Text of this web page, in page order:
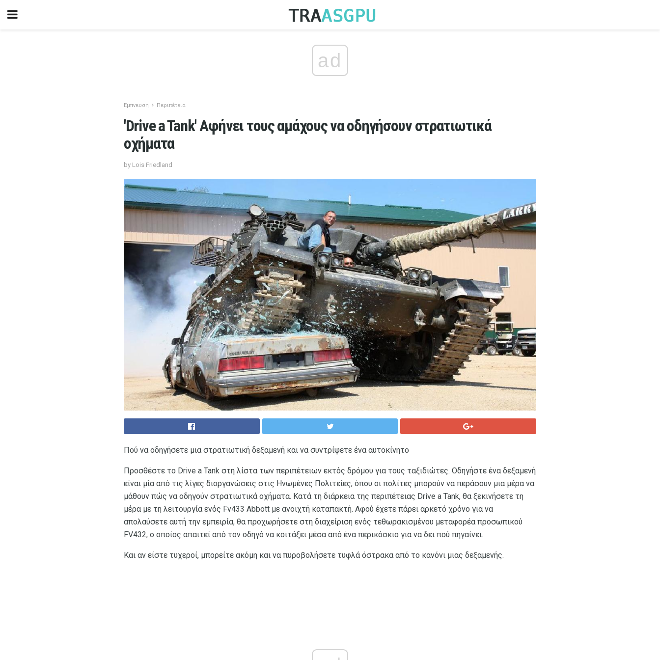
ad
Εμπνευση Περιπέτεια
'Drive a Tank' Αφήνει τους αμάχους να οδηγήσουν στρατιωτικά
οχήματα
by Lois Friedland
Πού να οδηγήσετε μια στρατιωτική δεξαμενή και να συντρίψετε ένα αυτοκίνητο
Προσθέστε το Drive a Tank στη λίστα των περιπέτειων εκτός δρόμου για τους ταξιδιώτες. Οδηγήστε ένα δεξαμενή
είναι μία από τις λίγες διοργανώσεις στις Ηνωμένες Πολιτείες, όπου οι πολίτες μπορούν να περάσουν μια μέρα να
μάθουν πώς να οδηγούν στρατιωτικά οχήματα. Κατά τη διάρκεια της περιπέτειας Drive a Tank, θα ξεκινήσετε τη
μέρα με τη λειτουργία ενός Fv433 Abbott με ανοιχτή καταπακτή. Αφού έχετε πάρει αρκετό χρόνο για να
απολαύσετε αυτή την εμπειρία, θα προχωρήσετε στη διαχείριση ενός τεθωρακισμένου μεταφορέα προσωπικού
FV432, ο οποίος απαιτεί από τον οδηγό να κοιτάξει μέσα από ένα περικόσκιο για να δει πού πηγαίνει.
Και αν είστε τυχεροί, μπορείτε ακόμη και να πυροβολήσετε τυφλά όστρακα από το κανόνι μιας δεξαμενής.